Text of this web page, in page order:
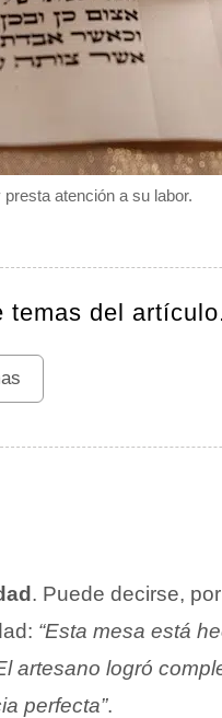
atención a su labor.
temas del
. Puede decirse,
“Esta mesa está
artesano logró
perfecta”.